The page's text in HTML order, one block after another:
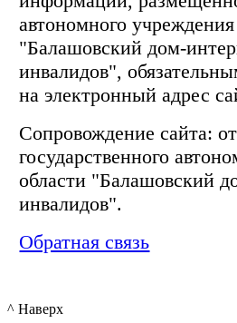
автономного
"Балашовский дом-
инвалидов",
на электронный адрес
Сопровождение сайта:
государственного
области "Балашовский
инвалидов".
Обратная связь
^ Наверх